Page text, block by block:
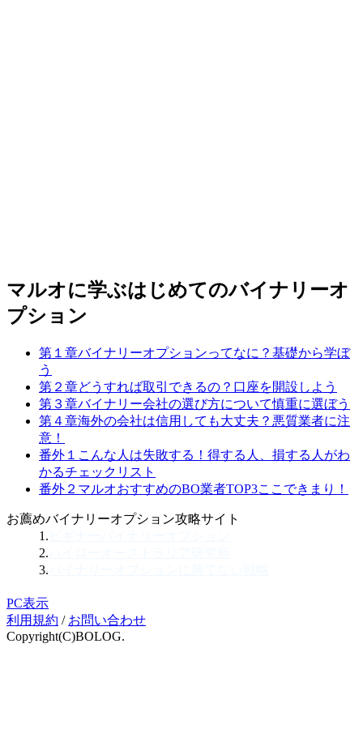
マルオに学ぶはじめてのバイナリーオ
プション
第１章バイナリーオプションってなに？ 基礎から学ぼ
う
第２章どうすれば取引できるの？ 口座を開設しよう
第３章バイナリー会社の選び方について慎重に選ぼう
第４章海外の会社は信用しても大丈夫？ 悪質業者に注
意！
番外１ こんな人は失敗する！ 得する人、損する人がわ
かるチェックリスト
番外２ マルオおすすめのBO業者TOP3ここできまり！
お薦めバイナリーオプション攻略サイト
1.
2.
3.
PC表示
利用規約 / お問い合わせ
Copyright(C)BOLOG.